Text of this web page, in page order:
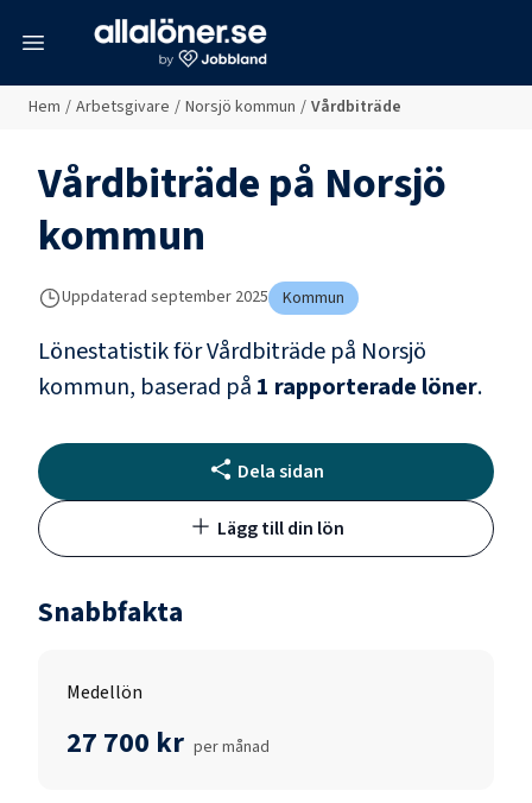
Hem / Arbetsgivare / Norsjö kommun / Vårdbiträde
Vårdbiträdepå Norsjö
kommun
Uppdaterad september 2025 Kommun
Lönestatistik förVårdbiträde på Norsjö
kommun, baserad på 1 rapporterade löner.
Dela sidan
Lägg till din lön
Snabbfakta
Medellön
27 700 kr per månad